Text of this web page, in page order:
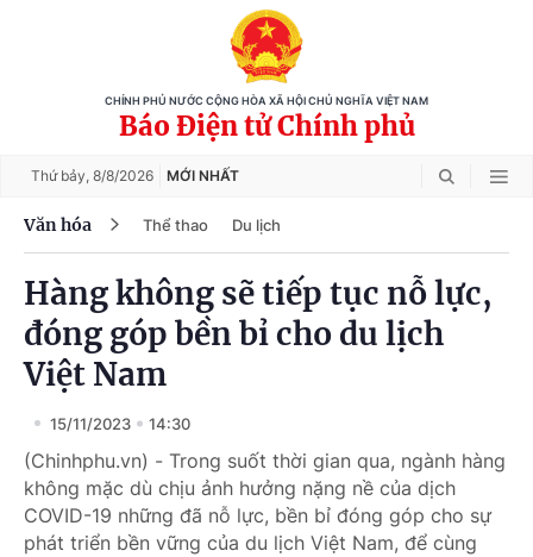
CHÍNH PHỦ NƯỚC CỘNG HÒA XÃ HỘI CHỦ NGHĨA VIỆT NAM
Báo Điện tử Chính phủ
Thứ bảy, 8/8/2026 MỚI NHẤT
Văn hóa Thể thao Du lịch
Hàng không sẽ tiếp tục nỗ lực,
đóng góp bền bỉ cho du lịch
Việt Nam
15/11/2023 14:30
(Chinhphu.vn) - Trong suốt thời gian qua, ngành hàng
không mặc dù chịu ảnh hưởng nặng nề của dịch
COVID-19 những đã nỗ lực, bền bỉ đóng góp cho sự
phát triển bền vững của du lịch Việt Nam, để cùng